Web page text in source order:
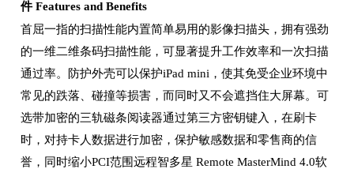
件 Features and Benefits
首屈一指的扫描性能内置简单易用的影像扫描头，拥有强劲
的一维二维条码扫描性能，可显著提升工作效率和一次扫描
通过率。防护外壳可以保护iPad mini，使其免受企业环境中
常见的跌落、碰撞等损害，而同时又不会遮挡住大屏幕。可
选带加密的三轨磁条阅读器通过第三方密钥键入，在刷卡
时，对持卡人数据进行加密，保护敏感数据和零售商的信
誉，同时缩小PCI范围远程智多星 Remote MasterMind 4.0软